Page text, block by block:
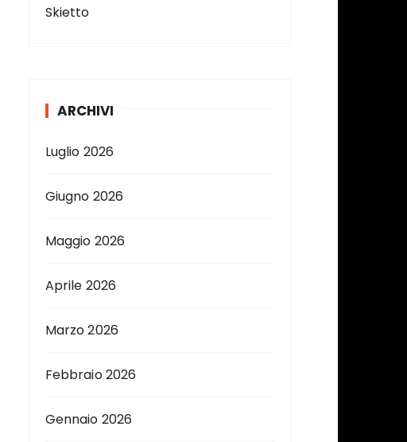
Skietto
ARCHIVI
Luglio 2026
Giugno 2026
Maggio 2026
Aprile 2026
Marzo 2026
Febbraio 2026
Gennaio 2026